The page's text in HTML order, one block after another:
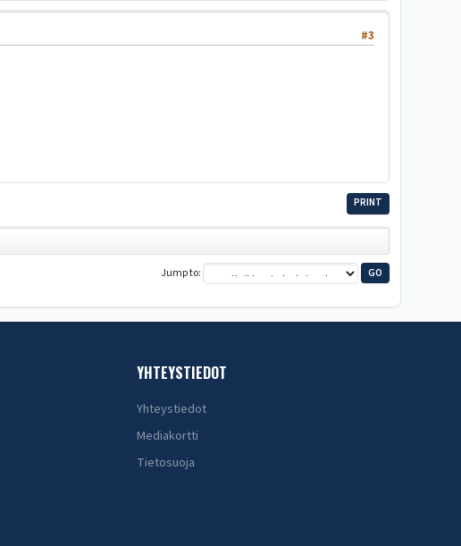
#3
PRINT
Jump to
YHTEYSTIEDOT
Yhteystiedot
Mediakortti
Tietosuoja